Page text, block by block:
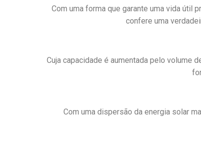
Com uma forma que garante uma vida útil
confere uma
Cuja capacidade é aumentada pelo volume
Com uma dispersão da energia solar